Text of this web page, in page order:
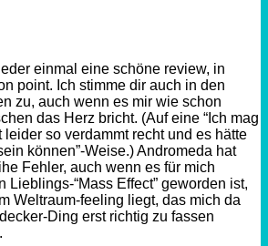
einmal eine schöne review, in
point. Ich stimme dir auch in den
zu, auch wenn es mir wie schon
das Herz bricht. (Auf eine “Ich mag
leider so verdammt recht und es hätte
können”-Weise.) Andromeda hat
Fehler, auch wenn es für mich
Lieblings-“Mass Effect” geworden ist,
Weltraum-feeling liegt, das mich da
Ding erst richtig zu fassen